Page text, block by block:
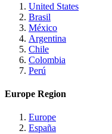
United States
Brasil
México
Argentina
Chile
Colombia
Perú
Europe Region
Europe
España